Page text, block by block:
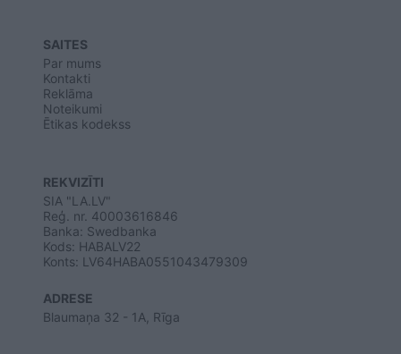
SAITES
Par mums
Kontakti
Reklāma
Noteikumi
Ētikas kodekss
REKVIZĪTI
SIA "LA.LV"
Reģ. nr. 40003616846
Banka: Swedbanka
Kods: HABALV22
Konts: LV64HABA0551043479309
ADRESE
Blaumaņa 32 - 1A, Rīga